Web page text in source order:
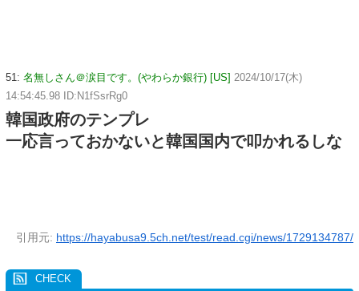
51: 名無しさん＠涙目です。(やわらか銀行) [US] 2024/10/17(木)
14:54:45.98 ID:N1fSsrRg0
韓国政府のテンプレ
一応言っておかないと韓国国内で叩かれるしな
引用元: https://hayabusa9.5ch.net/test/read.cgi/news/1729134787/